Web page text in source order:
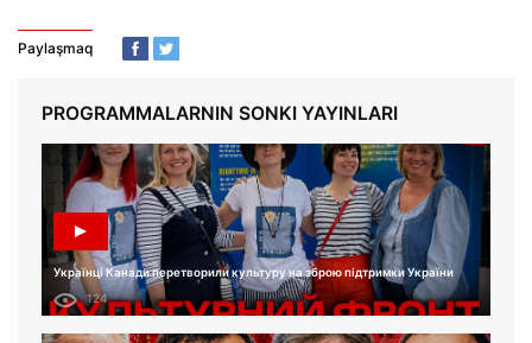
Paylaşmaq
PROGRAMMALARNIN SONKI YAYINLARI
Українці Канади перетворили культуру на зброю підтримки України
124